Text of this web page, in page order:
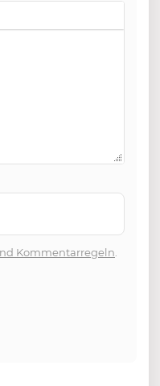
Kommentarregeln.